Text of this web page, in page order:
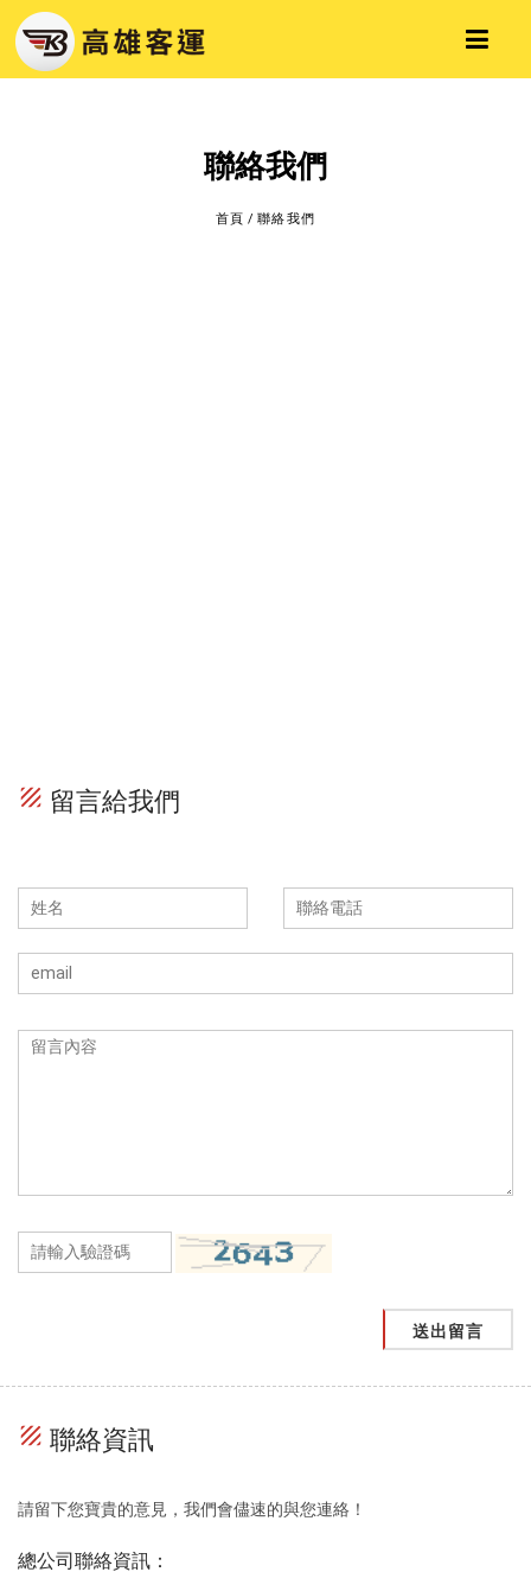
聯絡我們
首頁 /聯絡我們
texture 留言給我們
送出留言
texture 聯絡資訊
請留下您寶貴的意見，我們會儘速的與您連絡！
總公司聯絡資訊：